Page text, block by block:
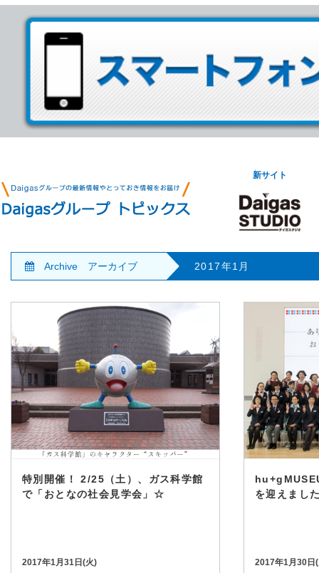
新サイト
Archive アーカイブ 2017年1月
特別開催！ 2/25（土）、ガス科学館
で「おとなの社会見学会」☆
2017年1月31日(火)
を迎えまし
2017年1月30日